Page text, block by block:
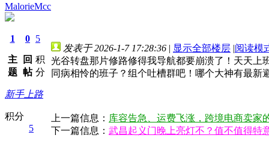
MalorieMcc
1
主
题
0
回
帖
5
积
分
新手上路
积分
5
发表于 2026-1-7 17:28:36 | 显示全部楼层 |阅读模
光谷转盘那片修路修得我导航都要崩溃了！天天
同病相怜的班子？组个吐槽群吧！哪个大神有最
上一篇信息： 库容告急、运费飞涨，跨境电商卖家
下一篇信息： 武昌起义门晚上亮灯不？值不值得特